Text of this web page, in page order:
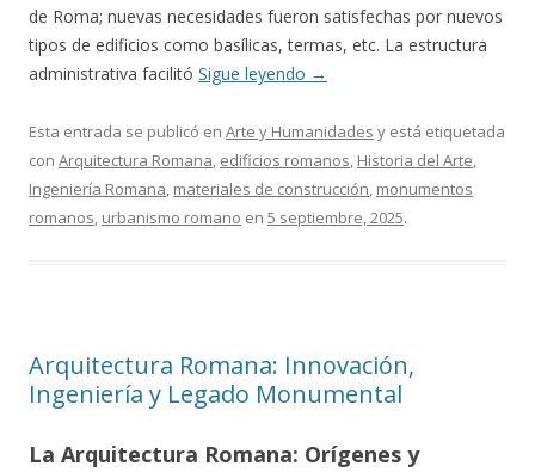
de Roma; nuevas necesidades fueron satisfechas por nuevos
tipos de edificios como basílicas, termas, etc. La estructura
administrativa facilitó Sigue leyendo →
Esta entrada se publicó en Arte y Humanidades y está etiquetada
con Arquitectura Romana, edificios romanos, Historia del Arte,
Ingeniería Romana, materiales de construcción, monumentos
romanos, urbanismo romano en 5 septiembre, 2025.
Arquitectura Romana: Innovación,
Ingeniería y Legado Monumental
La Arquitectura Romana: Orígenes y